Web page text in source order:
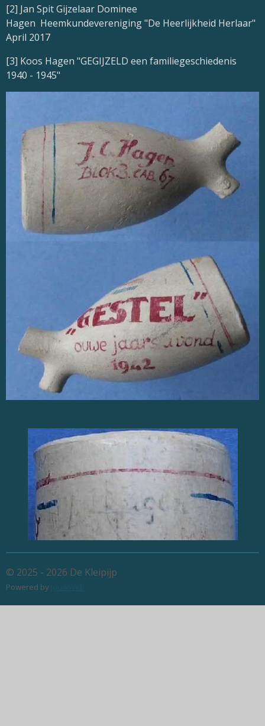
[2] Jan Spit Gijzelaar Dominee
Hagen Heemkundevereniging "De Heerlijkheid Herlaar"
April 2017
[3] Koos Hagen "GEGIJZELD een familiegeschiedenis
1940 - 1945"
© 2025 - 2026 De Kleipijp
Powered by